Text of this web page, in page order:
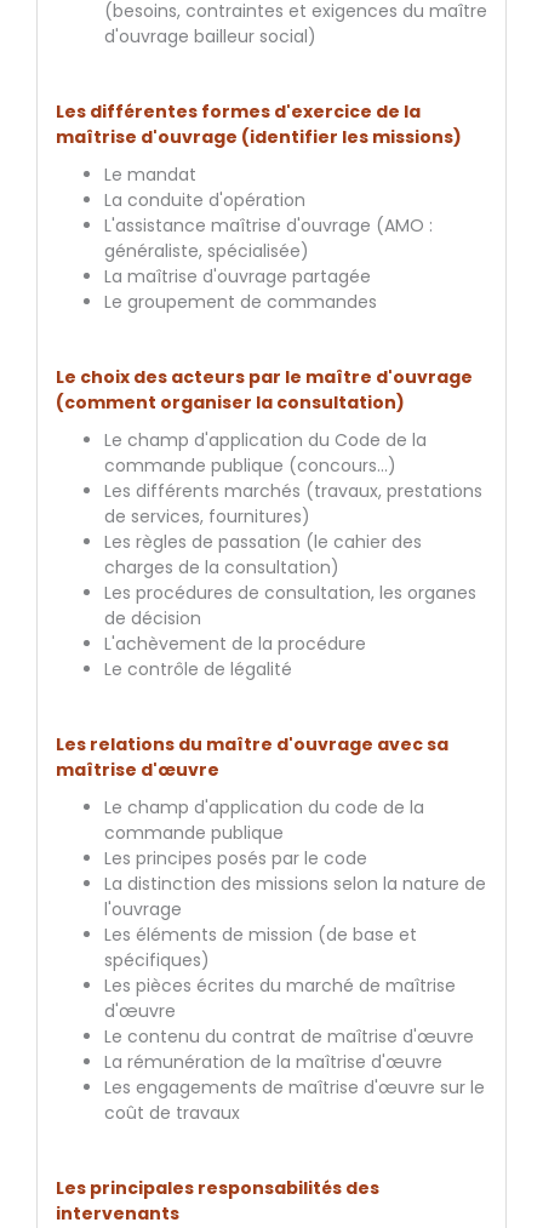
(besoins, contraintes et exigences du maître
d'ouvrage bailleur social)
Les différentes formes d'exercice de la
maîtrise d'ouvrage (identifier les missions)
Le mandat
La conduite d'opération
L'assistance maîtrise d'ouvrage (AMO :
généraliste, spécialisée)
La maîtrise d'ouvrage partagée
Le groupement de commandes
Le choix des acteurs par le maître d'ouvrage
(comment organiser la consultation)
Le champ d'application du Code de la
commande publique (concours...)
Les différents marchés (travaux, prestations
de services, fournitures)
Les règles de passation (le cahier des
charges de la consultation)
Les procédures de consultation, les organes
de décision
L'achèvement de la procédure
Le contrôle de légalité
Les relations du maître d'ouvrage avec sa
maîtrise d'œuvre
Le champ d'application du code de la
commande publique
Les principes posés par le code
La distinction des missions selon la nature de
l'ouvrage
Les éléments de mission (de base et
spécifiques)
Les pièces écrites du marché de maîtrise
d'œuvre
Le contenu du contrat de maîtrise d'œuvre
La rémunération de la maîtrise d'œuvre
Les engagements de maîtrise d'œuvre sur le
coût de travaux
Les principales responsabilités des
intervenants